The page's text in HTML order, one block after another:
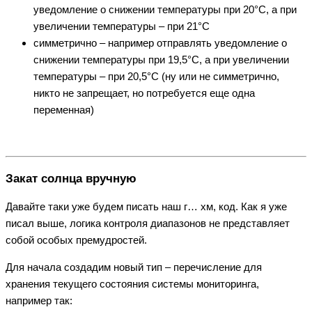
уведомление о снижении температуры при 20°С, а при
увеличении температуры – при 21°С
симметрично – например отправлять уведомление о
снижении температуры при 19,5°С, а при увеличении
температуры – при 20,5°С (ну или не симметрично,
никто не запрещает, но потребуется еще одна
переменная)
Закат солнца вручную
Давайте таки уже будем писать наш г… хм, код. Как я уже
писал выше, логика контроля диапазонов не представляет
собой особых премудростей.
Для начала создадим новый тип – перечисление для
хранения текущего состояния системы мониторинга,
например так: